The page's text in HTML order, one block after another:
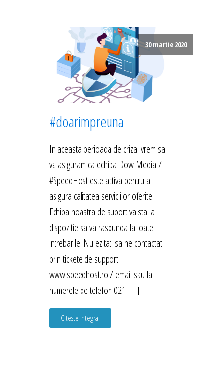
30 martie 2020
#doarimpreuna
In aceasta perioada de criza, vrem sa
va asiguram ca echipa Dow Media /
#SpeedHost este activa pentru a
asigura calitatea serviciilor oferite.
Echipa noastra de suport va sta la
dispozitie sa va raspunda la toate
intrebarile. Nu ezitati sa ne contactati
prin tickete de support
www.speedhost.ro / email sau la
numerele de telefon 021 […]
Citeste integral